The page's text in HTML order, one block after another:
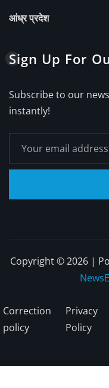
आंध्र प्रदेश
Sign Up For
Subscribe to our
instantly!
Copyright © 2026 |
Correction
policy
Privacy
Policy